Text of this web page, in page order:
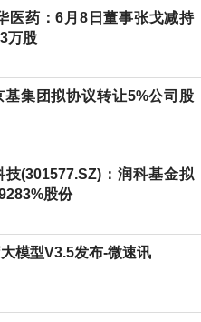
医药：6月8日董事张戈减持
万股
基集团拟协议转让5%公司股
技(301577.SZ)：润科基金拟
股份
模型V3.5发布-微速讯